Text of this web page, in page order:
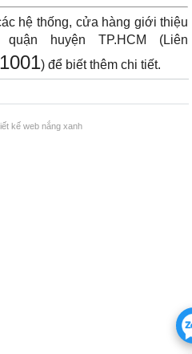
hệ thống, cửa hàng giới thiệu
huyện TP.HCM (Liên
) để biết thêm chi tiết.
kế web nắng xanh